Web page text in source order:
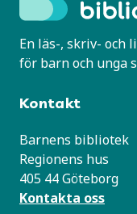
En läs-, skriv- och
för barn och unga
Kontakt
Barnens bibliotek
Regionens hus
405 44 Göteborg
Kontakta oss